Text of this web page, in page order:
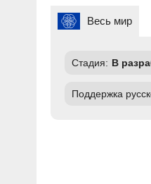
Весь мир
Стадия: В
Поддержка